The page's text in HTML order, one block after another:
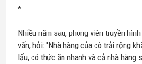
*
Nhiều năm sau, phóng viên truyền
vấn, hỏi: "Nhà hàng của cô trải rộng
lẩu, có thức ăn nhanh và cả nhà hàng